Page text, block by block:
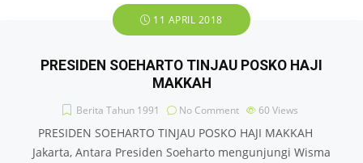
11 APRIL 2018
PRESIDEN SOEHARTO TINJAU POSKO HAJI
MAKKAH
Berita Tahun 1991 No Comment 60 Views
PRESIDEN SOEHARTO TINJAU POSKO HAJI MAKKAH
Jakarta, Antara Presiden Soeharto mengunjungi Wisma